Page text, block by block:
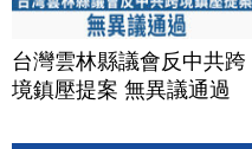
台灣雲林縣議會反中共跨
境鎮壓提案 無異議通過